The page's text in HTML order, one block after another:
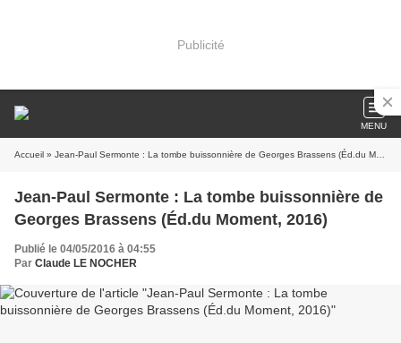
Publicité
MENU
Accueil » Jean-Paul Sermonte : La tombe buissonnière de Georges Brassens (Éd.du Moment, 2016)
Jean-Paul Sermonte : La tombe buissonnière de
Georges Brassens (Éd.du Moment, 2016)
Publié le 04/05/2016 à 04:55
Par Claude LE NOCHER